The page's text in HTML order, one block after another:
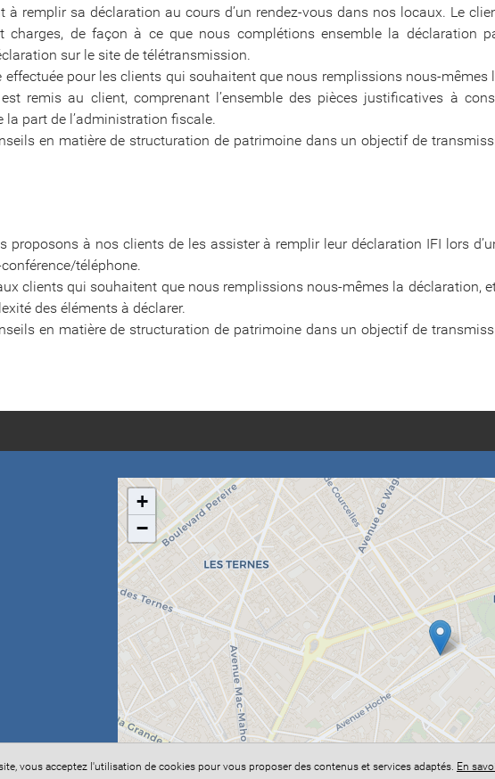
à remplir sa déclaration au cours d’un rendez-vous dans nos locaux. Le
charges, de façon à ce que nous complétions ensemble la déclaration
sur le site de télétransmission.
pour les clients qui souhaitent que nous remplissions nous-mêmes
remis au client, comprenant l’ensemble des pièces justificatives à
part de l’administration fiscale.
en matière de structuration de patrimoine dans un objectif de
proposons à nos clients de les assister à remplir leur déclaration IFI lors
téléphone.
clients qui souhaitent que nous remplissions nous-mêmes la déclaration,
des éléments à déclarer.
en matière de structuration de patrimoine dans un objectif de
+
−
vous acceptez l'utilisation de cookies pour vous proposer des contenus et services adaptés. En